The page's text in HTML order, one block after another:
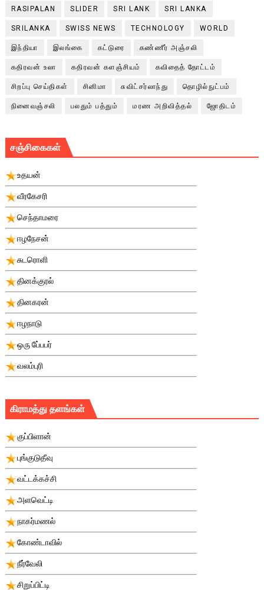
RASIPALAN SLIDER SRI LANK SRI LANKA
SRILANKA SWISS NEWS TECHNOLOGY WORLD
இந்தியா இலங்கை கட்டுரை கண்ணீர் அஞ்சலி
கதிரவன் உலா கதிரவன் களஞ்சியம் கவிதைத் தோட்டம்
சிறப்பு செய்திகள் சினிமா சுவிட்சர்லாந்து தொழில்நுட்பம்
நினைவஞ்சலி பலதும் பத்தும் மரண அறிவித்தல் ஜோதிடம்
சஞ்சிகைகள்
உதயன்
வீரகேசரி
செந்தாமரை
ஈழநேசன்
சுடரொளி
தினக்குரல்
தினகரன்
ஈழநாடு
ஒரு பே்பபர்
வலம்புரி
கிராமத்து தளங்கள்
குப்பிளான்
புங்குடுதீவு
வட்டக்கச்சி
அளவெட்டி
நாகர்மணல்
கோண்டாவில்
நீர்வேலி
சிறுப்பிட்டி